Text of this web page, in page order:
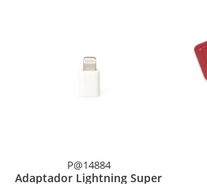
P@14884
Adaptador Lightning Super